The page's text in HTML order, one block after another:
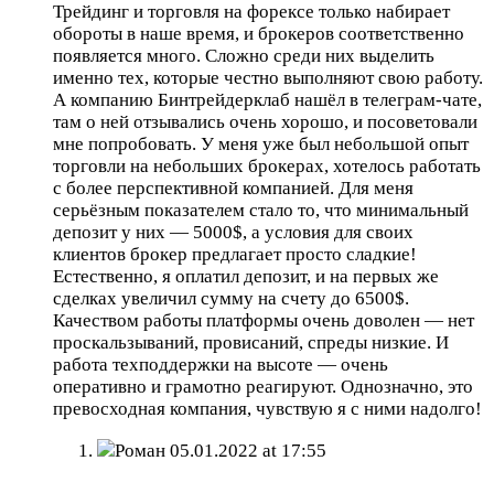
Трейдинг и торговля на форексе только набирает
обороты в наше время, и брокеров соответственно
появляется много. Сложно среди них выделить
именно тех, которые честно выполняют свою работу.
А компанию Бинтрейдерклаб нашёл в телеграм-чате,
там о ней отзывались очень хорошо, и посоветовали
мне попробовать. У меня уже был небольшой опыт
торговли на небольших брокерах, хотелось работать
с более перспективной компанией. Для меня
серьёзным показателем стало то, что минимальный
депозит у них — 5000$, а условия для своих
клиентов брокер предлагает просто сладкие!
Естественно, я оплатил депозит, и на первых же
сделках увеличил сумму на счету до 6500$.
Качеством работы платформы очень доволен — нет
проскальзываний, провисаний, спреды низкие. И
работа техподдержки на высоте — очень
оперативно и грамотно реагируют. Однозначно, это
превосходная компания, чувствую я с ними надолго!
Роман 05.01.2022 at 17:55